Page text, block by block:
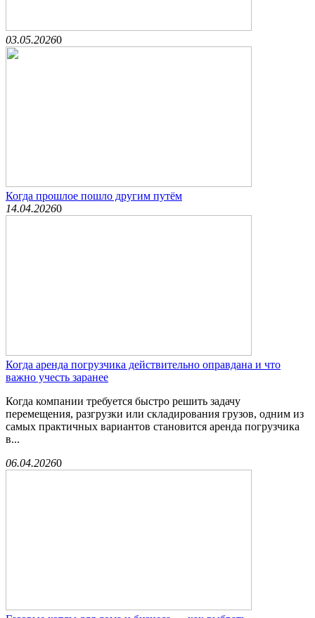
03.05.20260
Когда прошлое пошло другим путём
14.04.20260
Когда аренда погрузчика действительно оправдана и что
важно учесть заранее
Когда компании требуется быстро решить задачу
перемещения, разгрузки или складирования грузов, одним из
самых практичных вариантов становится аренда погрузчика
в...
06.04.20260